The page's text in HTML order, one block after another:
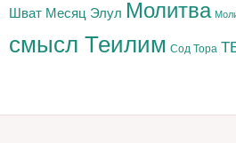
Шват Месяц Элул Молитва
смысл Теилим Сод Тора